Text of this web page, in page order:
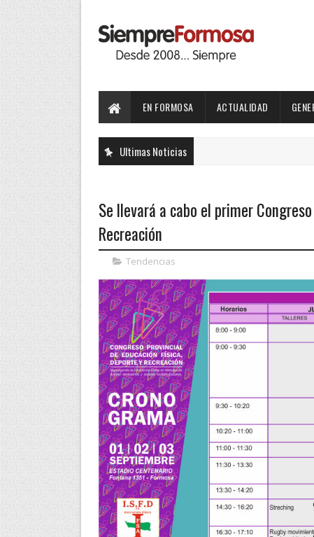
EN FORMOSA ACTUALIDAD
Ultimas Noticias
Se llevará a cabo el primer
Recreación
Tendencias